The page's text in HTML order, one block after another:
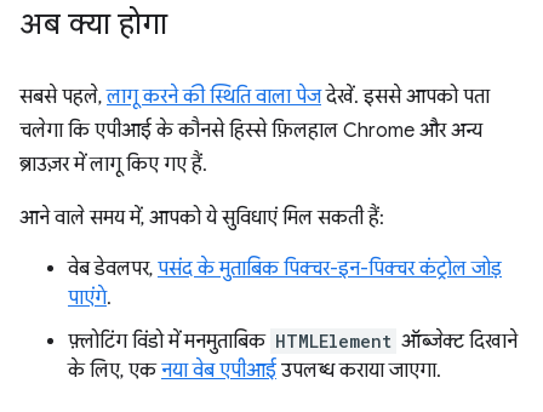
अब क्या होगा
सबसे पहले,लागू करने की स्थिति वाला पेजदेखें. इससे आपको पता
चलेगा कि एपीआई के कौनसे हिस्से फ़िलहाल Chrome और अन्य
ब्राउज़र में लागू किए गए हैं.
आने वाले समय में, आपको ये सुविधाएं मिल सकती हैं:
वेब डेवलपर, पसंद के मुताबिक पिक्चर-इन-पिक्चर कंट्रोल जोड़
पाएंगे.
फ़्लोटिंग विंडो में मनमुताबिक HTMLElement ऑब्जेक्ट दिखाने
के लिए, एकनया वेब एपीआई उपलब्ध कराया जाएगा.